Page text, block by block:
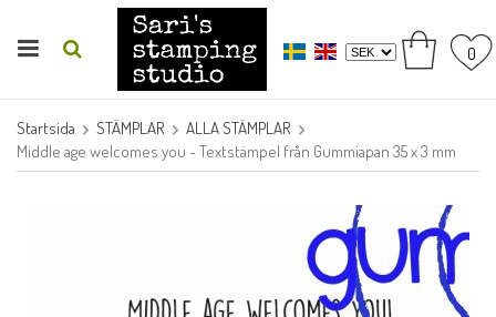
0
Startsida STÄMPLAR
ALLA STÄMPLAR
Middle age welcomes you - Textstämpel från Gummiapan 35 x 3 mm